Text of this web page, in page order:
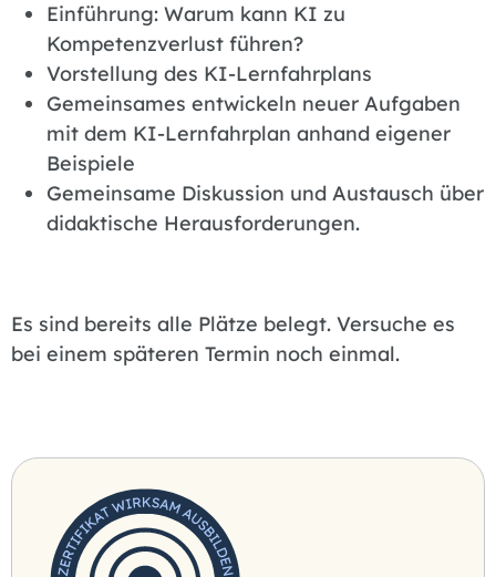
Einführung: Warum kann KI zu
Kompetenzverlust führen?
Vorstellung des KI-Lernfahrplans
Gemeinsames entwickeln neuer Aufgaben
mit dem KI-Lernfahrplan anhand eigener
Beispiele
Gemeinsame Diskussion und Austausch über
didaktische Herausforderungen.
Es sind bereits alle Plätze belegt. Versuche es
bei einem späteren Termin noch einmal.